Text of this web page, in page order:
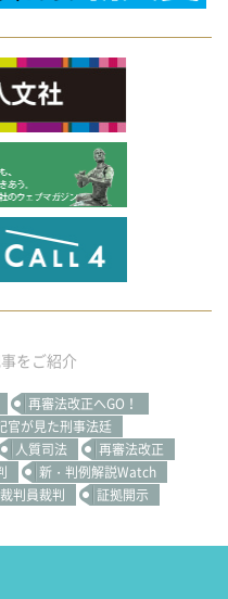
をご紹介
再審法改正へGO！
官が見た刑事法廷
人質司法
再審法改正
新・判例解説Watch
裁判員裁判 証拠開示